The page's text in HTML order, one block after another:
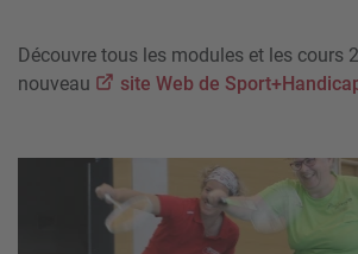
Découvre tous les modules et les cours
nouveau
site Web de